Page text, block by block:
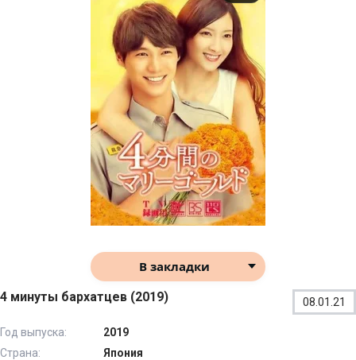
В закладки
4 минуты бархатцев (2019) 08.01.21
Год выпуска:
2019
Страна:
Япония